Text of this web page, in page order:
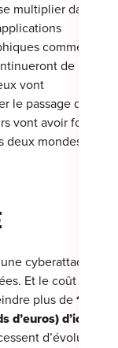
multiplier dans
comme
de
vont
le passage de
vont avoir fort à
mondes.
cyberattaque
Et le coût de
plus de 1
d’ici à
d’évoluer,